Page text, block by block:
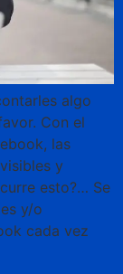
algo
Con el
las
y
esto?… Se
y/o
cada vez